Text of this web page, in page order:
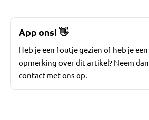
App ons!👋
Heb je een foutje gezien of heb je een
opmerking over dit artikel? Neem dan
contact met ons op.